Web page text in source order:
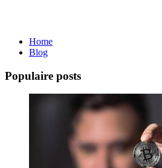
Home
Blog
Populaire posts